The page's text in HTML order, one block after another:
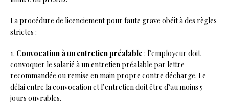
La procédure de licenciement pour faute grave obéit à des règles
strictes :
1. Convocation à un entretien préalable : l’employeur doit
convoquer le salarié à un entretien préalable par lettre
recommandée ou remise en main propre contre décharge. Le
délai entre la convocation et l’entretien doit être d’au moins 5
jours ouvrables.